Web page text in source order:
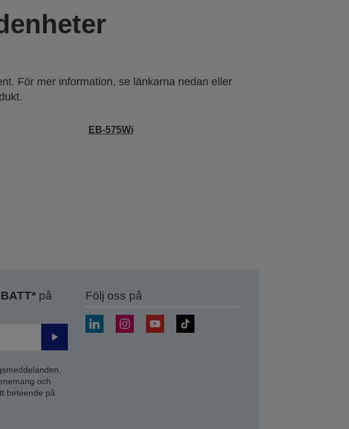
För mer information, se länkarna nedan eller
EB-575Wi
på
Skicka
och
beteende på
Följ oss på